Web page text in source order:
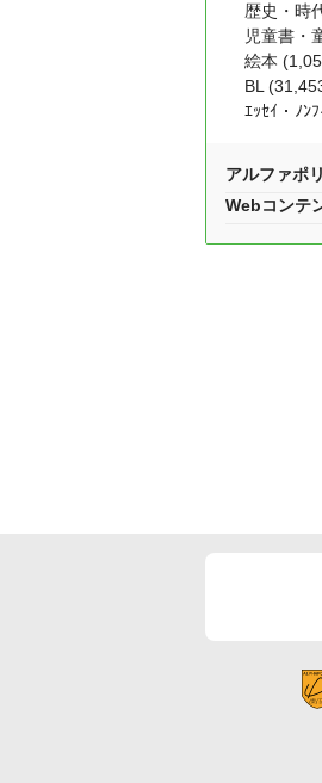
歴史・時
児童書・
絵本
BL
ｴｯｾｲ・ﾉﾝ
アルファポ
Webコンテ